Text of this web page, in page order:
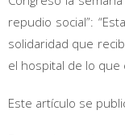
repudio social”:
solidaridad que
el hospital de lo que
Este artículo se